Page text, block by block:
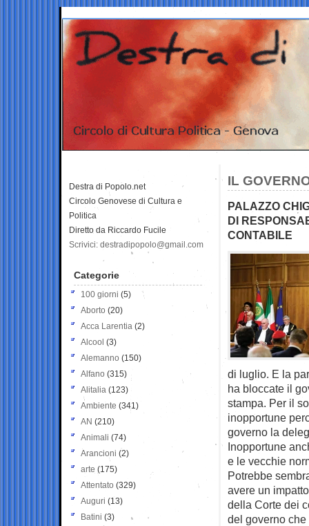
IL
PALAZZO
DI
CONTABILE
di luglio. E la
ha bloccate il
stampa. Per il
inopportune
governo la
Inopportune
e le vecchie
Potrebbe
avere un
della Corte dei
del governo
Destra di Popolo.net
Circolo Genovese di Cultura e
Politica
Diretto da Riccardo Fucile
Scrivici: destradipopolo@gmail.com
Categorie
100 giorni (5)
Aborto (20)
Acca Larentia (2)
Alcool (3)
Alemanno (150)
Alfano (315)
Alitalia (123)
Ambiente (341)
AN (210)
Animali (74)
Arancioni (2)
arte (175)
Attentato (329)
Auguri (13)
Batini (3)